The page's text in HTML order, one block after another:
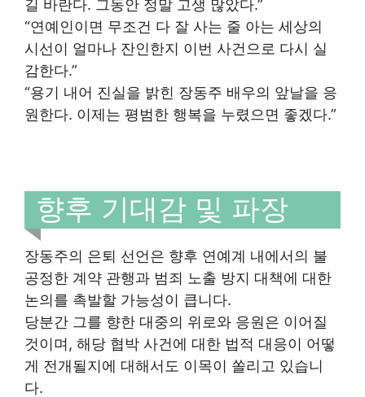
길 바란다. 그동안 정말 고생 많았다.”
“연예인이면 무조건 다 잘 사는 줄 아는 세상의
시선이 얼마나 잔인한지 이번 사건으로 다시 실
감한다.”
“용기 내어 진실을 밝힌 장동주 배우의 앞날을 응
원한다. 이제는 평범한 행복을 누렸으면 좋겠다.”
향후 기대감 및 파장
장동주의 은퇴 선언은 향후 연예계 내에서의 불
공정한 계약 관행과 범죄 노출 방지 대책에 대한
논의를 촉발할 가능성이 큽니다.
당분간 그를 향한 대중의 위로와 응원은 이어질
것이며, 해당 협박 사건에 대한 법적 대응이 어떻
게 전개될지에 대해서도 이목이 쏠리고 있습니
다.